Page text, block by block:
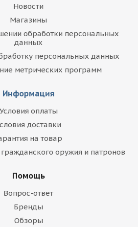
Новости
Магазины
обработки персональных
данных
персональных данных
метрических программ
Информация
Условия оплаты
доставки
на товар
оружия и патронов
Помощь
Вопрос-ответ
Бренды
Обзоры